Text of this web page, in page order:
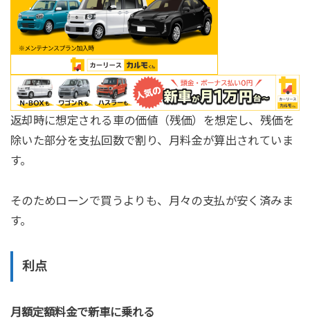
返却時に想定される車の価値（残価）を想定し、残価を
除いた部分を支払回数で割り、月料金が算出されていま
す。
そのためローンで買うよりも、月々の支払が安く済みま
す。
利点
月額定額料金で新車に乗れる